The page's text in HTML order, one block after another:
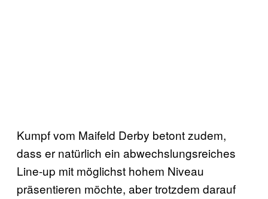
Kumpf vom Maifeld Derby betont zudem,
dass er natürlich ein abwechslungsreiches
Line-up mit möglichst hohem Niveau
präsentieren möchte, aber trotzdem darauf